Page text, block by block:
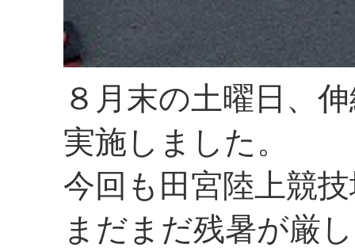
８月末の土曜日、
実施しました。
今回も田宮陸上競
まだまだ残暑が厳